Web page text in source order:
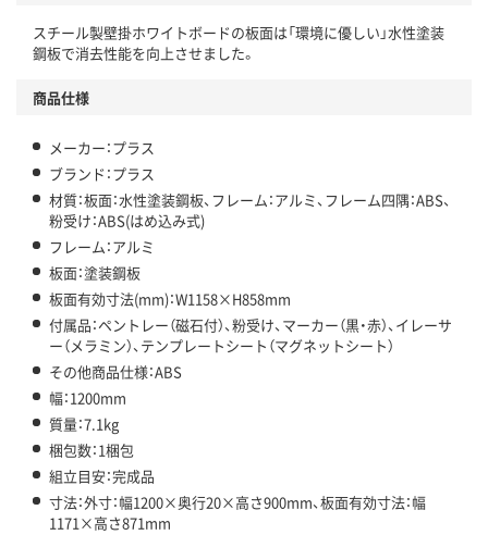
スチール製壁掛ホワイトボードの板面は「環境に優しい」水性塗装
鋼板で消去性能を向上させました。
商品仕様
メーカー：プラス
ブランド：プラス
材質：板面：水性塗装鋼板、フレーム：アルミ、フレーム四隅：ABS、
粉受け：ABS(はめ込み式)
フレーム：アルミ
板面：塗装鋼板
板面有効寸法(mm)：W1158×H858mm
付属品：ペントレー（磁石付）、粉受け、マーカー（黒・赤）、イレーサ
ー（メラミン）、テンプレートシート（マグネットシート）
その他商品仕様：ABS
幅：1200mm
質量：7.1kg
梱包数：1梱包
組立目安：完成品
寸法：外寸：幅1200×奥行20×高さ900mm、板面有効寸法：幅
1171×高さ871mm